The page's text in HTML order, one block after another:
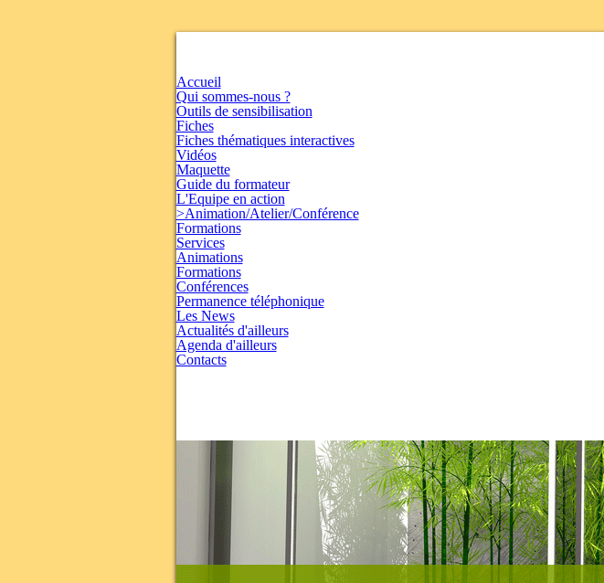
Accueil
Qui sommes-nous ?
Outils de sensibilisation
Fiches
Fiches thématiques interactives
Vidéos
Maquette
Guide du formateur
L'Equipe en action
>Animation/Atelier/Conférence
Formations
Services
Animations
Formations
Conférences
Permanence téléphonique
Les News
Actualités d'ailleurs
Agenda d'ailleurs
Contacts